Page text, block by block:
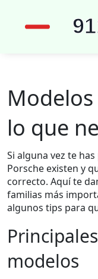
lo que
Si alguna vez te
Porsche existen y
correcto. Aquí te
familias más
algunos tips para
modelos